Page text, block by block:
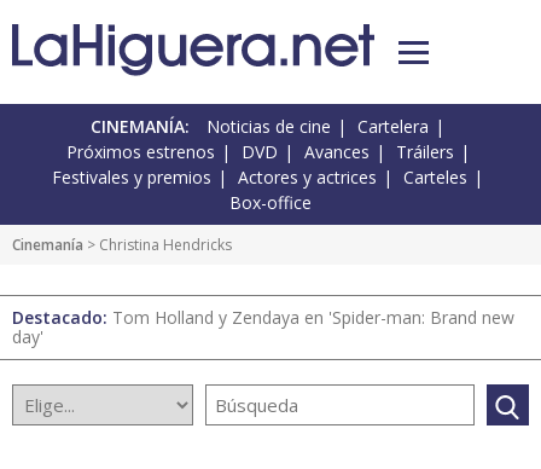
CINEMANÍA: Noticias de cine
Cartelera
Próximos estrenos
DVD Avances
Tráilers
Festivales y premios
Actores y actrices
Carteles
Box-office
Cinemanía > Christina Hendricks
Destacado: Tom Holland y Zendaya en 'Spider-man: Brand new
day'